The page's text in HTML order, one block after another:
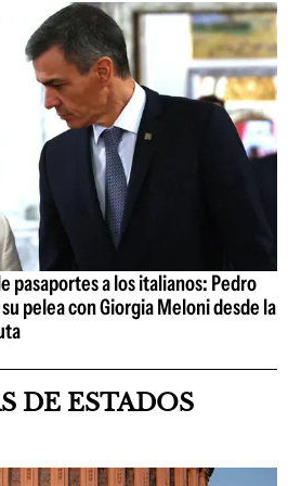
pasaportes a los italianos: Pedro
pelea con Giorgia Meloni desde la
DE ESTADOS